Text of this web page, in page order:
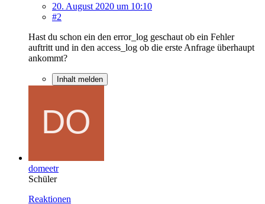
20. August 2020 um 10:10
#2
Hast du schon ein den error_log geschaut ob ein Fehler
auftritt und in den access_log ob die erste Anfrage überhaupt
ankommt?
Inhalt melden
domeetr
Schüler
Reaktionen